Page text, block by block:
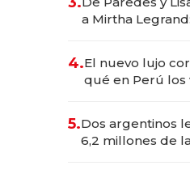
las marcas "fast
a Mirtha
4.El nuevo lujo
qué en Perú los
para
transformadoras
5.Dos argentinos
6,2 millones de